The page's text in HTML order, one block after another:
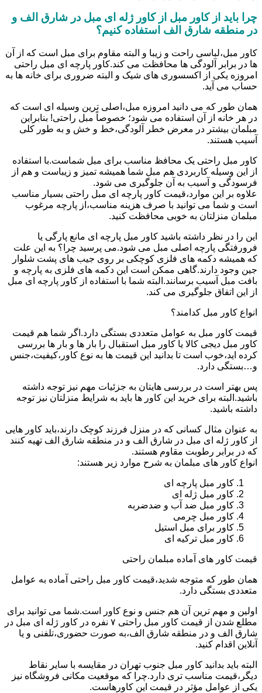
چرا باید از کاور مبل از کاور ژله ای مبل در شارق الف و
در منطقه شارق الف استفاده کنیم؟
کاور مبل،لباسی راحت و زیبا و البته مقاوم برای مبل است که از آن
ها در برابر آلودگی ها محافظت می کند.کاور پارچه ای مبل راحتی
امروزه یکی از اکسسوری های شیک و البته ضروری برای خانه ها به
حساب می آید.
همان طور که می دانید امروزه مبل،اصلی ترین وسیله ای است که
در هر خانه از آن استفاده می شود؛ خصوصاً مبل راحتی! بنابراین
مبلمان بیشتر در معرض خطر آلودگی،خط و خش و به طور کلی
آسیب هستند.
کاور مبل راحتی یک محافظ مناسب برای مبل شماست.با استفاده
از این وسیله کاربردی هم مبل شما همیشه تمیز و زیباست و هم از
فرسودگی و آسیب به آن جلوگیری می شود.
علاوه بر این موارد،قیمت کاور پارچه ای مبل راحتی بسیار مناسب
است و شما می توانید با صرف هزینه مناسب،از پارچه مرغوب
مبلمان منزلتان به خوبی محافظت کنید.
این را در نظر داشته باشید کاور مبل پارچه ای مانع پارگی یا
فرورفتگی پارچه اصلی مبل می شود.می پرسید چرا؟ به این علت
که همیشه دکمه های فلزی کوچکی بر روی جیب های پشت شلوار
جین وجود دارند.گاهی ممکن است این دکمه های فلزی به پارچه و
بافت مبل آسیب برسانند.البته شما با استفاده از کاور پارچه ای مبل
از این اتفاق جلوگیری می کند.
انواع کاور مبل کدامند؟
قیمت کاور مبل به عوامل متعددی بستگی دارد.اگر شما هم قیمت
کاور مبل دیجی کالا یا کاور مبل استقبال را بار ها و بار ها بررسی
کرده اید،خوب است تا بدانید این قیمت ها به نوع کاور،کیفیت،جنس
و…بستگی دارد.
پس بهتر است در بررسی هایتان به جزئیات مهم نیز توجه داشته
باشید.البته برای خرید این کاور ها باید به شرایط منزلتان نیز توجه
داشته باشید.
به عنوان مثال کسانی که در منزل فرزند کوچک دارند،باید کاور هایی
از کاور ژله ای مبل در شارق الف و در منطقه شارق الف تهیه کنند
که در برابر رطوبت مقاوم هستند.
انواع کاور های مبلمان به شرح موارد زیر هستند:
کاور مبل پارچه ای
کاور مبل ژله ای
کاور مبل ضد آب و ضدضربه
کاور مبل چرمی
کاور برای مبل استیل
کاور مبل ترکیه ای
قیمت کاور های آماده مبلمان راحتی
همان طور که متوجه شدید،قیمت کاور مبل راحتی آماده به عوامل
متعددی بستگی دارد.
اولین و مهم ترین آن هم جنس و نوع کاور است.شما می توانید برای
مطلع شدن از قیمت کاور مبل راحتی ۷ نفره در کاور ژله ای مبل در
شارق الف و در منطقه شارق الف،به صورت حضوری،تلفنی و یا
آنلاین اقدام کنید.
البته باید بدانید کاور مبل جنوب تهران در مقایسه با سایر نقاط
دیگر،قیمت مناسب تری دارد.چرا که موقعیت مکانی فروشگاه نیز
یکی از عوامل مؤثر در قیمت این کاورهاست.